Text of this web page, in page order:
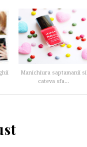
Manichiura saptamanii si
cateva sfa...